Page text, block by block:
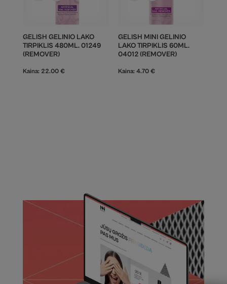
GELISH GELINIO LAKO
TIRPIKLIS 480ML. 01249
(REMOVER)
Kaina: 22.00 €
GELISH MINI GELINIO
LAKO TIRPIKLIS 60ML.
04012 (REMOVER)
Kaina: 4.70 €